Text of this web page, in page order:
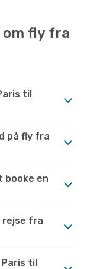
fly fra
til
på fly fra
booke en
rejse fra
til